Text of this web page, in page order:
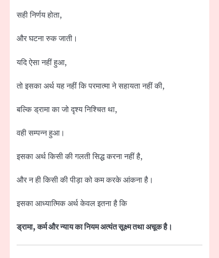
सही निर्णय होता,
और घटना रुक जाती।
यदि ऐसा नहीं हुआ,
तो इसका अर्थ यह नहीं कि परमात्मा ने सहायता नहीं की,
बल्कि ड्रामा का जो दृश्य निश्चित था,
वही सम्पन्न हुआ।
इसका अर्थ किसी की गलती सिद्ध करना नहीं है,
और न ही किसी की पीड़ा को कम करके आंकना है।
इसका आध्यात्मिक अर्थ केवल इतना है कि
ड्रामा, कर्म और न्याय का नियम अत्यंत सूक्ष्म तथा अचूक है।